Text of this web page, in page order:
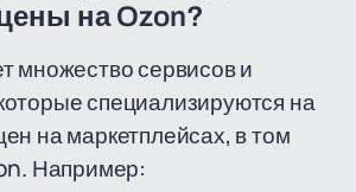
на Ozon?
множество сервисов и
специализируются на
на маркетплейсах, в том
Например: